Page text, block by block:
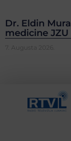
Dr. Eldin
medicine
7. Augusta 2026.